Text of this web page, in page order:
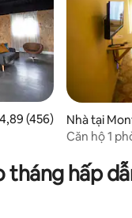
hạng trung bình 4,89/
4,89 (456)
Nhà tại
Căn hộ 1
tháng hấp